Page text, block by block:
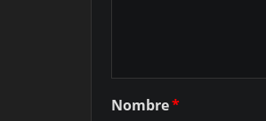
Nombre*